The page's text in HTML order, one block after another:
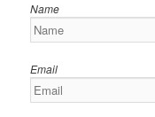
Name
Email